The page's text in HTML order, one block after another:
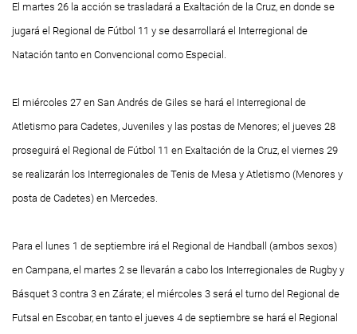
El martes 26 la acción se trasladará a Exaltación de la Cruz, en donde se
jugará el Regional de Fútbol 11 y se desarrollará el Interregional de
Natación tanto en Convencional como Especial.
El miércoles 27 en San Andrés de Giles se hará el Interregional de
Atletismo para Cadetes, Juveniles y las postas de Menores; el jueves 28
proseguirá el Regional de Fútbol 11 en Exaltación de la Cruz, el viernes 29
se realizarán los Interregionales de Tenis de Mesa y Atletismo (Menores y
posta de Cadetes) en Mercedes.
Para el lunes 1 de septiembre irá el Regional de Handball (ambos sexos)
en Campana, el martes 2 se llevarán a cabo los Interregionales de Rugby y
Básquet 3 contra 3 en Zárate; el miércoles 3 será el turno del Regional de
Futsal en Escobar, en tanto el jueves 4 de septiembre se hará el Regional